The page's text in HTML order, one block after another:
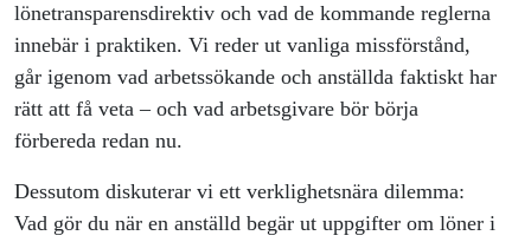
lönetransparensdirektiv och vad de kommande reglerna
innebär i praktiken. Vi reder ut vanliga missförstånd,
går igenom vad arbetssökande och anställda faktiskt har
rätt att få veta – och vad arbetsgivare bör börja
förbereda redan nu.
Dessutom diskuterar vi ett verklighetsnära dilemma:
Vad gör du när en anställd begär ut uppgifter om löner i